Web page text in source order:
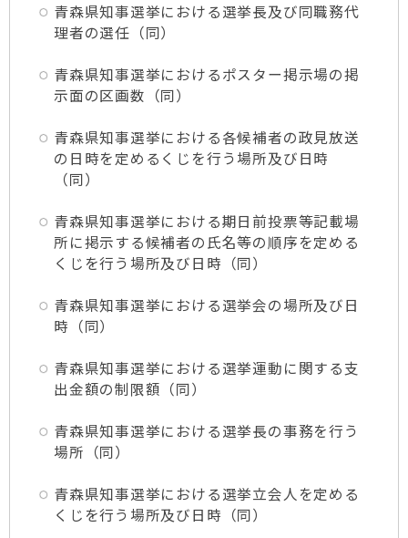
青森県知事選挙における選挙長及び同職務代
理者の選任（同）
青森県知事選挙におけるポスター掲示場の掲
示面の区画数（同）
青森県知事選挙における各候補者の政見放送
の日時を定めるくじを行う場所及び日時
（同）
青森県知事選挙における期日前投票等記載場
所に掲示する候補者の氏名等の順序を定める
くじを行う場所及び日時（同）
青森県知事選挙における選挙会の場所及び日
時（同）
青森県知事選挙における選挙運動に関する支
出金額の制限額（同）
青森県知事選挙における選挙長の事務を行う
場所（同）
青森県知事選挙における選挙立会人を定める
くじを行う場所及び日時（同）